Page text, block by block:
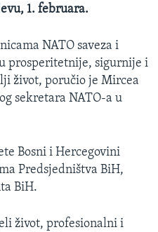
1. februara.
NATO saveza i
prosperitetnije, sigurnije i
život, poručio je Mircea
sekretara NATO-a u
Bosni i Hercegovini
Predsjedništva BiH,
BiH.
život, profesionalni i